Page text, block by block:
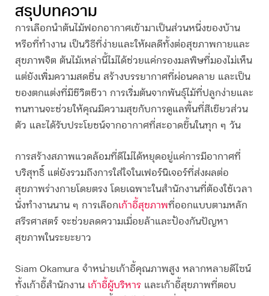
สรุปบทความ
การเลือกนำต้นไม้ฟอกอากาศเข้ามาเป็นส่วนหนึ่งของบ้าน
หรือที่ทำงาน เป็นวิธีที่ง่ายและให้ผลดีทั้งต่อสุขภาพกายและ
สุขภาพจิต ต้นไม้เหล่านี้ไม่ได้ช่วยแค่กรองมลพิษที่มองไม่เห็น
แต่ยังเพิ่มความสดชื่น สร้างบรรยากาศที่ผ่อนคลาย และเป็น
ของตกแต่งที่มีชีวิตชีวา การเริ่มต้นจากพันธุ์ไม้ที่ปลูกง่ายและ
ทนทานจะช่วยให้คุณมีความสุขกับการดูแลพื้นที่สีเขียวส่วน
ตัว และได้รับประโยชน์จากอากาศที่สะอาดขึ้นในทุก ๆ วัน
การสร้างสภาพแวดล้อมที่ดีไม่ได้หยุดอยู่แค่การมีอากาศที่
บริสุทธิ์ แต่ยังรวมถึงการใส่ใจในเฟอร์นิเจอร์ที่ส่งผลต่อ
สุขภาพร่างกายโดยตรง โดยเฉพาะในสำนักงานที่ต้องใช้เวลา
นั่งทำงานนาน ๆ การเลือกเก้าอี้สุขภาพที่ออกแบบตามหลัก
สรีรศาสตร์ จะช่วยลดความเมื่อยล้าและป้องกันปัญหา
สุขภาพในระยะยาว
Siam Okamura จำหน่ายเก้าอี้คุณภาพสูง หลากหลายดีไซน์
ทั้งเก้าอี้สำนักงาน เก้าอี้ผู้บริหาร และเก้าอี้สุขภาพที่ตอบ